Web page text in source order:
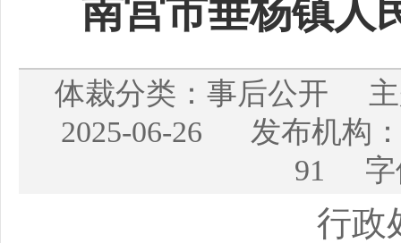
南宫市垂杨镇人
体裁分类：事后公开
2025-06-26 发布机构
91 字
行政